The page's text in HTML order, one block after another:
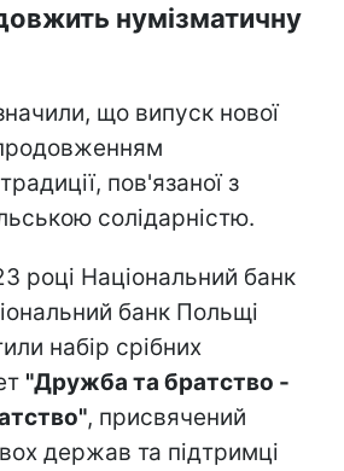
нумізматичну
що випуск нової
пов'язаної з
солідарністю.
році Національний банк
банк Польщі
набір срібних
"Дружба та братство -
, присвячений
держав та підтримці